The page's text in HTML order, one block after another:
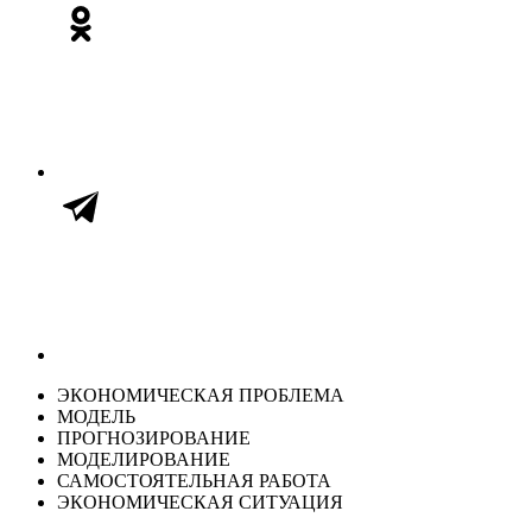
ЭКОНОМИЧЕСКАЯ ПРОБЛЕМА
МОДЕЛЬ
ПРОГНОЗИРОВАНИЕ
МОДЕЛИРОВАНИЕ
САМОСТОЯТЕЛЬНАЯ РАБОТА
ЭКОНОМИЧЕСКАЯ СИТУАЦИЯ